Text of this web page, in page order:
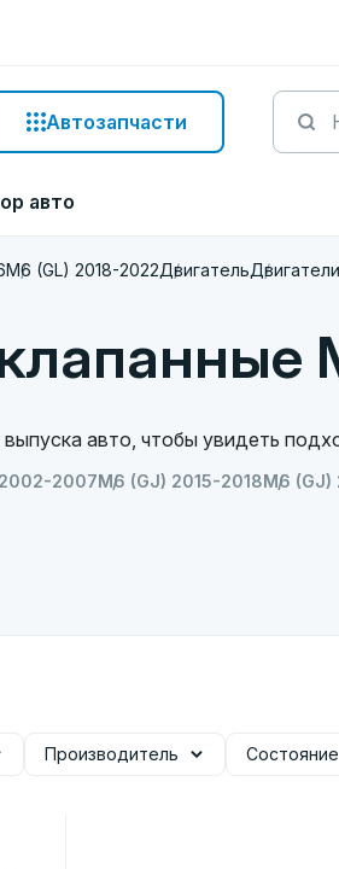
Автозапчасти
авто
M6 (GL) 2018-2022Двигатель
авто, чтобы увидеть
2007M6 (GJ) 2015-2018M6 (GJ)
Производитель Состояние